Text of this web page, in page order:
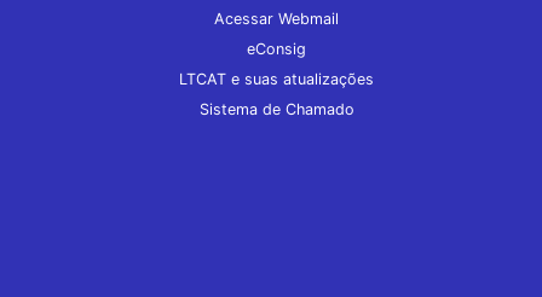
Acessar Webmail
eConsig
LTCAT e suas atualizações
Sistema de Chamado